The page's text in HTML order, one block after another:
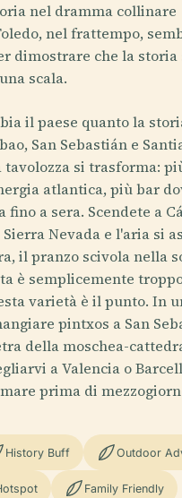
nel dramma collinare
nel frattempo,
dimostrare che la storia
scala.
il paese quanto la
San Sebastián e
tavolozza si trasforma:
atlantica, più bar
fino a sera. Scendete a
Nevada e l'aria si
il pranzo scivola nella
è semplicemente
varietà è il punto. In
pintxos a San
della moschea-
a Valencia o
prima di
History Buff Outdoor
Family Friendly